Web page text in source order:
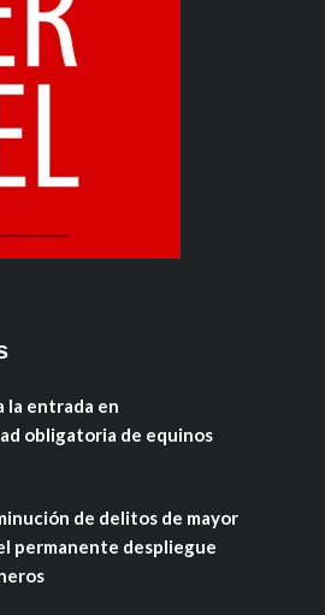
la entrada en
obligatoria de equinos
de delitos de mayor
permanente despliegue